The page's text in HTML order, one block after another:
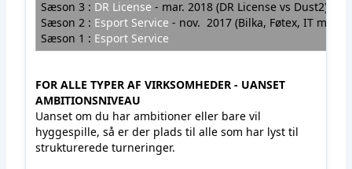
Sæson 3 : DR License - mar. 2018 (DR License vs Dust2)
Sæson 2 : Esport Service - nov. 2017 (Bilka, Føtex, IT
Sæson 1 : Esport Service
FOR ALLE TYPER AF VIRKSOMHEDER - UANSET
AMBITIONSNIVEAU
Uanset om du har ambitioner eller bare vil
hyggespille, så er der plads til alle som har lyst til
strukturerede turneringer.